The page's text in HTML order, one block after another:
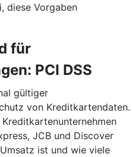
diese Vorgaben
für
PCI DSS
gültiger
von Kreditkartendaten.
JCB und Discover
ist und wie viele